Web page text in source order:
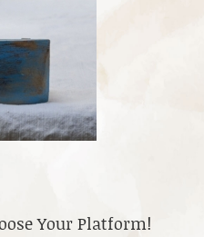
Your Platform!